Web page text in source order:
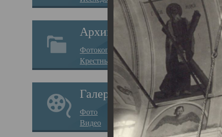
Архив
Фотокопии дел
Крестные ходы
Галерея
Фото
Видео